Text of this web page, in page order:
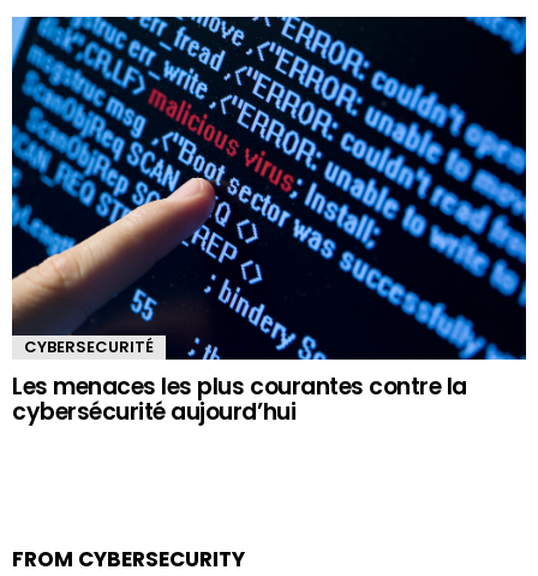
CYBERSECURITÉ
Les menaces les plus courantes contre la
cybersécurité aujourd’hui
FROM CYBERSECURITY